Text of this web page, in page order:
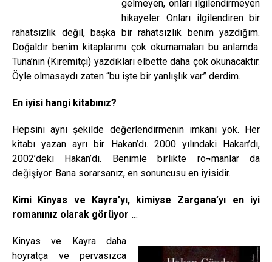
gelmeyen, onları ilgilendirmeyen
hikayeler. Onları ilgilendiren bir
rahatsızlık değil, başka bir rahatsızlık benim yazdığım.
Doğaldır benim kitaplarımı çok okumamaları bu anlamda.
Tuna’nın (Kiremitçi) yazdıkları elbette daha çok okunacaktır.
Öyle olmasaydı zaten “bu işte bir yanlışlık var” derdim.
En iyisi hangi kitabınız?
Hepsini aynı şekilde değerlendirmenin imkanı yok. Her
kitabı yazan ayrı bir Hakan’dı. 2000 yılındaki Hakan’dı,
2002’deki Hakan’dı. Benimle birlikte ro¬manlar da
değişiyor. Bana sorarsanız, en sonuncusu en iyisidir.
Kimi Kinyas ve Kayra’yı, kimiyse Zargana’yı en iyi
romanınız olarak görüyor ...
Kinyas ve Kayra daha
hoyratça ve pervasızca